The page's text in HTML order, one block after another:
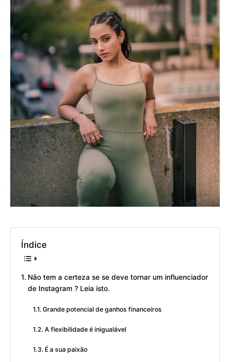
Índice
Não tem a certeza se se deve tornar um influenciador
de Instagram ? Leia isto.
Grande potencial de ganhos financeiros
A flexibilidade é inigualável
É a sua paixão